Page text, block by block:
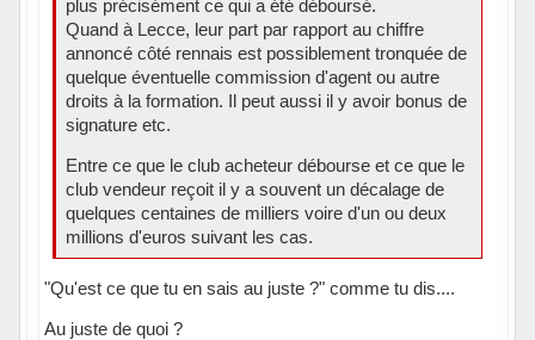
plus précisément ce qui a été déboursé.
Quand à Lecce, leur part par rapport au chiffre
annoncé côté rennais est possiblement tronquée de
quelque éventuelle commission d'agent ou autre
droits à la formation. Il peut aussi il y avoir bonus de
signature etc.
Entre ce que le club acheteur débourse et ce que le
club vendeur reçoit il y a souvent un décalage de
quelques centaines de milliers voire d'un ou deux
millions d'euros suivant les cas.
"Qu'est ce que tu en sais au juste ?" comme tu dis....
Au juste de quoi ?